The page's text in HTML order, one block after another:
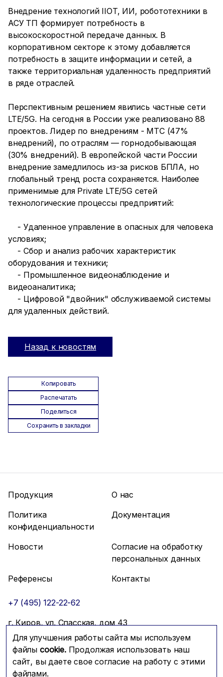
Внедрение технологий IIOT, ИИ, робототехники в
АСУ ТП формирует потребность в
высокоскоростной передаче данных. В
корпоративном секторе к этому добавляется
потребность в защите информации и сетей, а
также территориальная удаленность предприятий
в ряде отраслей.
Перспективным решением явились частные сети
LTE/5G. На сегодня в России уже реализовано 88
проектов. Лидер по внедрениям - МТС (47%
внедрений), по отраслям — горнодобывающая
(30% внедрений). В европейской части России
внедрение замедлилось из-за рисков БПЛА, но
глобальный тренд роста сохраняется. Наиболее
применимые для Private LTE/5G сетей
технологические процессы предприятий:
- Удаленное управление в опасных для человека
условиях;
- Сбор и анализ рабочих характеристик
оборудования и техники;
- Промышленное видеонаблюдение и
видеоаналитика;
- Цифровой "двойник" обслуживаемой системы
для удаленных действий.
Назад к новостям
Копировать
Распечатать
Поделиться
Сохранить в закладки
Для улучшения работы сайта мы используем
файлы cookie.Продолжая использовать наш
сайт, вы даете свое согласие на работу с этими
файлами.
Продукция
О нас
Политика
конфиденциальности
Документация
Новости
Согласие на обработку
персональных данных
Референсы
Контакты
+7 (495) 122-22-62
г. Киров, ул. Спасская, дом 43
info@mfmc.ru
Связаться с нами